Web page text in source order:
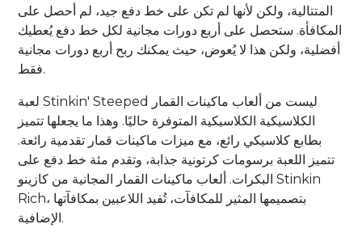
المتتالية، ولكن لأنها لم تكن على خط دفع جيد، لم أحصل على
المكافأة. ستحصل على أربع دورات مجانية لكل خط دفع يُعطيك
أفضلية، ولكن هذا لا يُعوض، حيث يمكنك ربح أربع دورات مجانية
فقط.
لعبة Stinkin' Steeped ليست من ألعاب ماكينات القمار
الكلاسيكية الكلاسيكية المتوفرة حاليًا. وهذا ما يجعلها تتميز
بطابع كلاسيكي رائع، مع ميزات ماكينات قمار تقدمية رائعة.
تتميز اللعبة برسومات كرتونية جذابة، وتقدم مئة خط دفع على
البكرات. ألعاب ماكينات القمار المجانية من كازينو Stinkin
Rich، بتصميمها المثير للمكافآت، تُفيد اللاعبين بمكافآتها
الإضافية.